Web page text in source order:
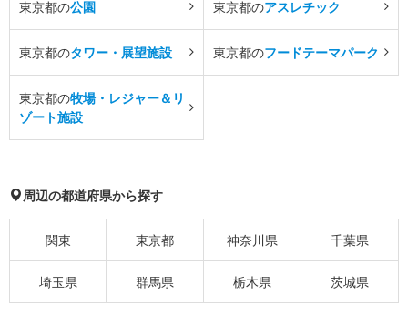
東京都の公園 東京都のアスレチック
東京都のタワー・展望施設 東京都のフードテーマパーク
東京都の牧場・レジャー＆リ
ゾート施設
周辺の都道府県から探す
関東 東京都 神奈川県 千葉県
埼玉県 群馬県 栃木県 茨城県